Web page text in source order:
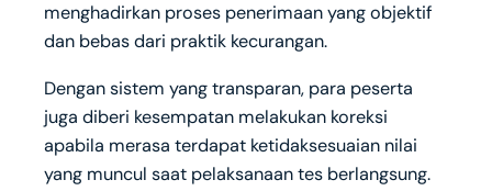
menghadirkan proses penerimaan yang objektif
dan bebas dari praktik kecurangan.
Dengan sistem yang transparan, para peserta
juga diberi kesempatan melakukan koreksi
apabila merasa terdapat ketidaksesuaian nilai
yang muncul saat pelaksanaan tes berlangsung.